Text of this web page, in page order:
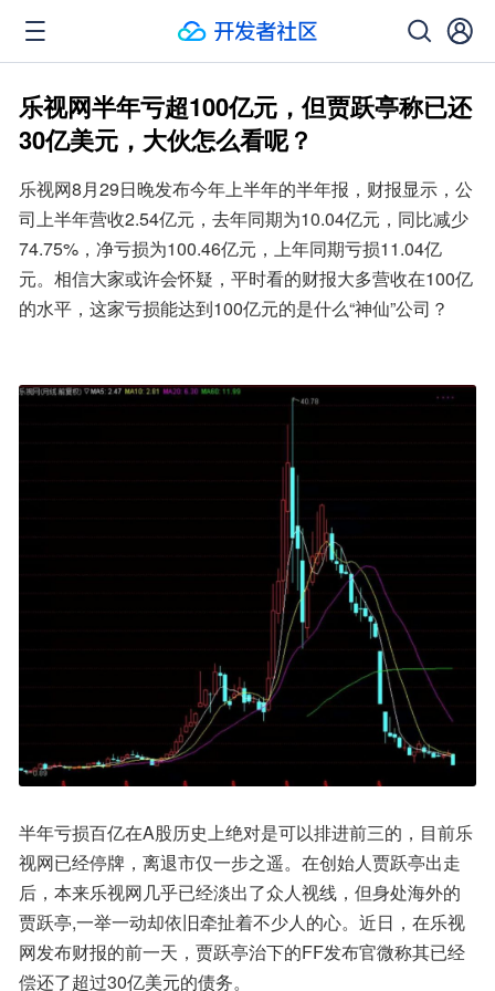
乐视网半年亏超100亿元，但贾跃亭称已还
30亿美元，大伙怎么看呢？
乐视网8月29日晚发布今年上半年的半年报，财报显示，公
司上半年营收2.54亿元，去年同期为10.04亿元，同比减少
74.75%，净亏损为100.46亿元，上年同期亏损11.04亿
元。相信大家或许会怀疑，平时看的财报大多营收在100亿
的水平，这家亏损能达到100亿元的是什么“神仙”公司？
半年亏损百亿在A股历史上绝对是可以排进前三的，目前乐
视网已经停牌，离退市仅一步之遥。在创始人贾跃亭出走
后，本来乐视网几乎已经淡出了众人视线，但身处海外的
贾跃亭,一举一动却依旧牵扯着不少人的心。近日，在乐视
网发布财报的前一天，贾跃亭治下的FF发布官微称其已经
偿还了超过30亿美元的债务。